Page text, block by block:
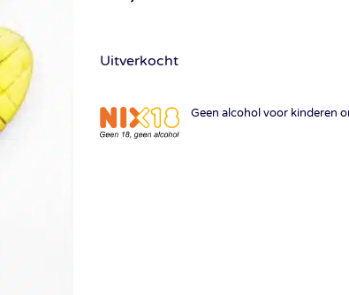
Uitverkocht
Geen alcohol voor kinderen